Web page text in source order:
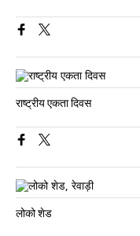
राष्ट्रीय एकता दिवस
लोको शेड